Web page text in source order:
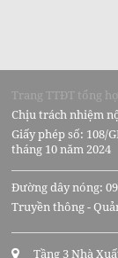
Trang TTĐT tổng
Chịu trách nhiệm
Giấy phép số: 108/
tháng 10 năm 2024
Đường dây nóng:
Truyền thông -
Tầng 3 Nhà